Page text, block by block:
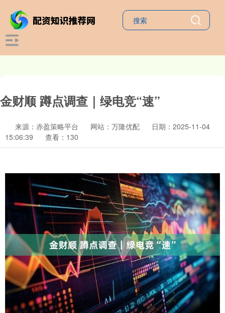
金财顺 蹲点调查｜绿电竞“速”
来源：赤盈策略平台 网站：万隆优配
日期：2025-11-04
15:06:39
查看：130